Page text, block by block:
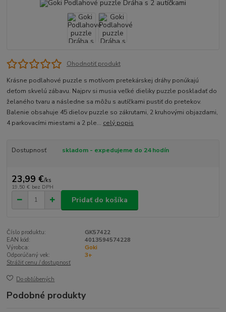
Ohodnotiť produkt
Krásne podlahové puzzle s motívom pretekárskej dráhy ponúkajú
deťom skvelú zábavu. Najprv si musia veľké dieliky puzzle poskladať do
želaného tvaru a následne sa môžu s autíčkami pustiť do pretekov.
Balenie obsahuje 45 dielov puzzle so zákrutami, 2 kruhovými objazdami,
4 parkovacími miestami a 2 ple... celý popis
Dostupnosť skladom - expedujeme do 24 hodín
23,99 €/ks
19,50 € bez DPH
Pridať do košíka
Číslo produktu:
GK57422
EAN kód:
4013594574228
Výrobca:
Goki
Odporúčaný vek:
3+
Strážiť cenu / dostupnosť
Do obľúbených
Podobné produkty